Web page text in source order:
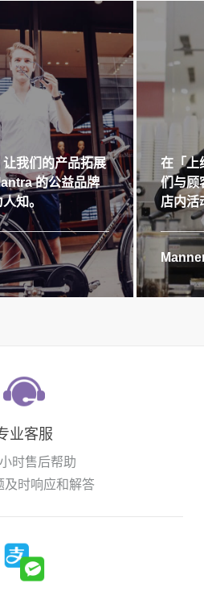
我们的产品拓展
的公益品牌
知。
在「上
们与顾
店内活
业客服
时售后帮助
及时响应和解答